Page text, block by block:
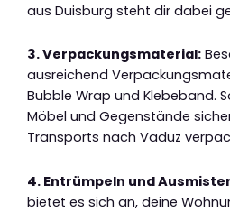
aus Duisburg steht dir dabei
3. Verpackungsmaterial:
ausreichend
Bubble Wrap und Klebeband.
Möbel und Gegenstände
Transports nach Vaduz
4. Entrümpeln und
bietet es sich an, deine